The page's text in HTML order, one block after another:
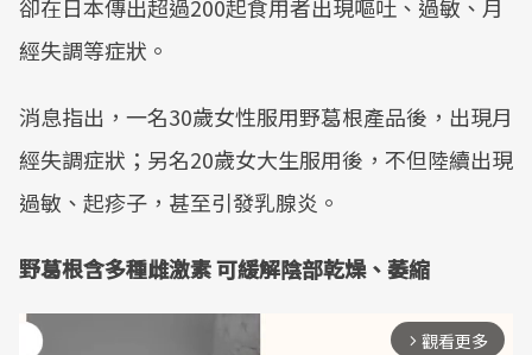
卻在日本傳出超過200起食用者出現嘔吐、過敏、月
經失調等症狀。
消息指出，一名30歲女性服用野葛根產品後，出現月
經失調症狀；另名20歲女大生服用後，不但陸續出現
過敏、起疹子，甚至引發乳腺炎。
野葛根含多種雌激素 可緩解陰部乾燥、萎縮
arrow_forward_ios 觀看更多